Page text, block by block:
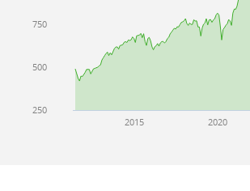
2015 2020
250
500
750